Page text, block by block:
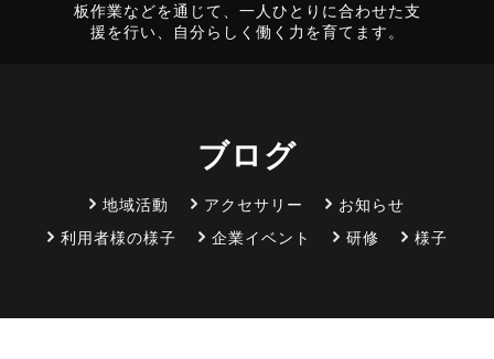
板作業などを通じて、一人ひとりに合わせた支
援を行い、自分らしく働く力を育てます。
ブログ
地域活動 アクセサリー
お知らせ
利用者様の様子
企業イベント 研修 様子